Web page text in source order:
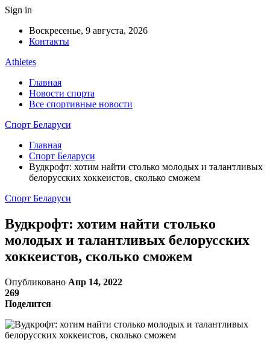
Sign in
Воскресенье, 9 августа, 2026
Контакты
Athletes
Главная
Новости спорта
Все спортивные новости
Спорт Беларуси
Главная
Спорт Беларуси
Вудкрофт: хотим найти столько молодых и талантливых
белорусских хоккеистов, сколько сможем
Спорт Беларуси
Вудкрофт: хотим найти столько
молодых и талантливых белорусских
хоккеистов, сколько сможем
Опубликовано Апр 14, 2022
269
Поделится